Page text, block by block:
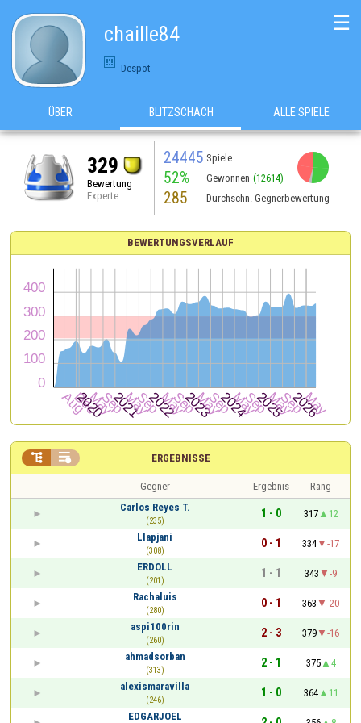
chaille84
Despot
☰
ÜBER BLITZSCHACH ALLE SPIELE
329
Bewertung
Experte
24445 Spiele
52% Gewonnen (12614)
285 Durchschn. Gegnerbewertung
BEWERTUNGSVERLAUF
ERGEBNISSE
 
Gegner Ergebnis
Rang
Carlos Reyes T.
(235)
1 - 0 317
12
Llapjani
(308)
0 - 1 334
-17
ERDOLL
(201)
1 - 1 343
-9
Rachaluis
(280)
0 - 1 363
-20
aspi100rin
(260)
2 - 3 379
-16
ahmadsorban
(313)
2 - 1 375
4
alexismaravilla
(246)
1 - 0 364
11
EDGARJOEL